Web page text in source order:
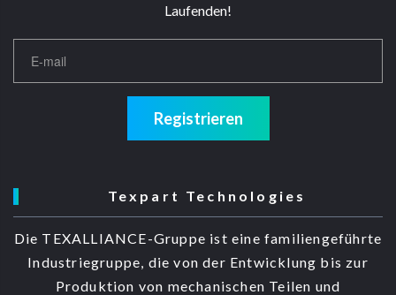
Laufenden!
Registrieren
Texpart Technologies
Die TEXALLIANCE-Gruppe ist eine familiengeführte
Industriegruppe, die von der Entwicklung bis zur
Produktion von mechanischen Teilen und